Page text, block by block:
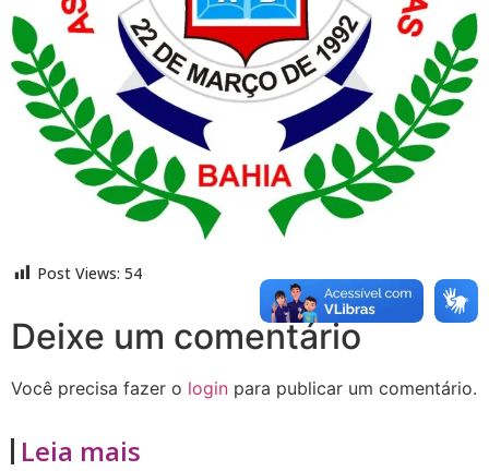
Post Views: 54
Deixe um comentário
Você precisa fazer o login para publicar um comentário.
Leia mais